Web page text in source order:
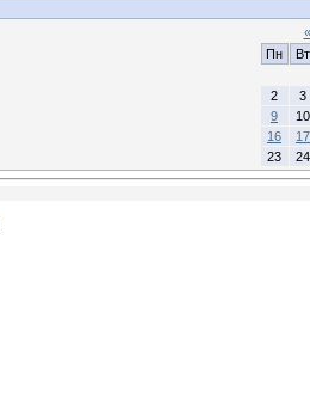
«
Пн
Вт
2
3
9
10
16
17
23
24